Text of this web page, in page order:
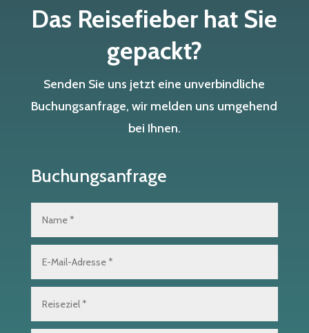
Das Reisefieber hat Sie
gepackt?
Senden Sie uns jetzt eine unverbindliche
Buchungsanfrage, wir melden uns umgehend
bei Ihnen.
Buchungsanfrage